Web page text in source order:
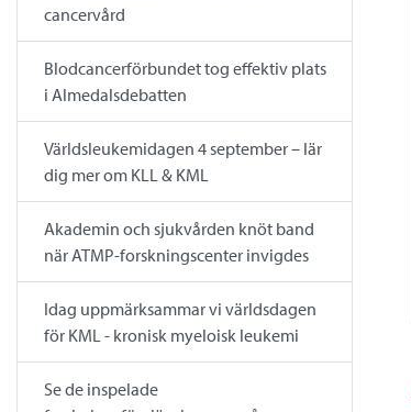
cancervård
Blodcancerförbundet tog effektiv plats
i Almedalsdebatten
Världsleukemidagen 4 september – lär
dig mer om KLL & KML
Akademin och sjukvården knöt band
när ATMP-forskningscenter invigdes
Idag uppmärksammar vi världsdagen
för KML - kronisk myeloisk leukemi
Se de inspelade